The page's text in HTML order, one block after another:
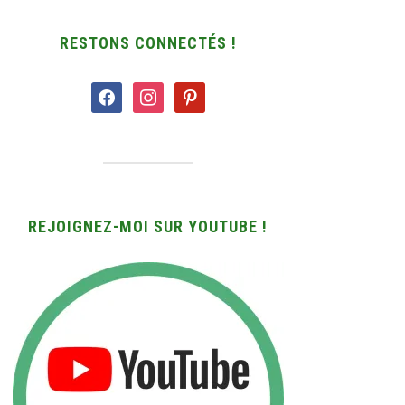
RESTONS CONNECTÉS !
facebookinstagrampinterest
REJOIGNEZ-MOI SUR YOUTUBE !